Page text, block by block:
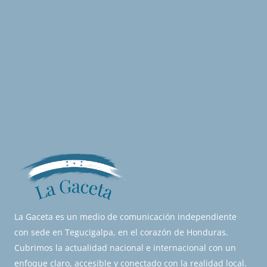
La Gaceta es un medio de comunicación independiente
con sede en Tegucigalpa, en el corazón de Honduras.
Cubrimos la actualidad nacional e internacional con un
enfoque claro, accesible y conectado con la realidad local.